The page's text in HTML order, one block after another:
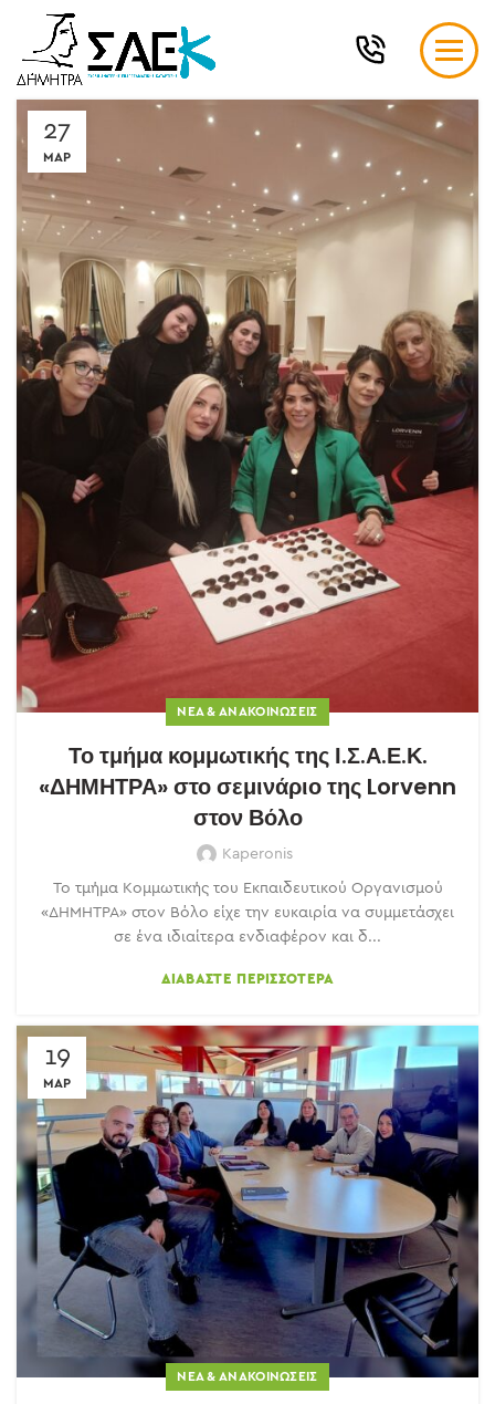
27
ΜΑΡ
ΝΈΑ & ΑΝΑΚΟΙΝΏΣΕΙΣ
Το τμήμα κομμωτικής της Ι.Σ.Α.Ε.Κ.
«ΔΗΜΗΤΡΑ» στο σεμινάριο της Lorvenn
στον Βόλο
Kaperonis
Το τμήμα Κομμωτικής του Εκπαιδευτικού Οργανισμού
«ΔΗΜΗΤΡΑ» στον Βόλο είχε την ευκαιρία να συμμετάσχει
σε ένα ιδιαίτερα ενδιαφέρον και δ...
ΔΙΑΒΆΣΤΕ ΠΕΡΙΣΣΌΤΕΡΑ
19
ΜΑΡ
ΝΈΑ & ΑΝΑΚΟΙΝΏΣΕΙΣ